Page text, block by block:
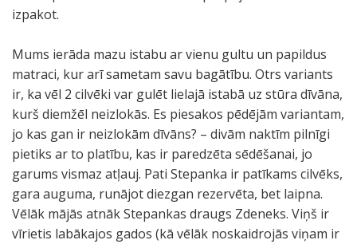
izpakot.
Mums ierāda mazu istabu ar vienu gultu un papildus
matraci, kur arī sametam savu bagātību. Otrs variants
ir, ka vēl 2 cilvēki var gulēt lielajā istabā uz stūra dīvāna,
kurš diemžēl neizlokās. Es piesakos pēdējām variantam,
jo kas gan ir neizlokām dīvāns? – divām naktīm pilnīgi
pietiks ar to platību, kas ir paredzēta sēdēšanai, jo
garums vismaz atļauj. Pati Stepanka ir patīkams cilvēks,
gara auguma, runājot diezgan rezervēta, bet laipna.
Vēlāk mājās atnāk Stepankas draugs Zdeneks. Viņš ir
vīrietis labākajos gados (kā vēlāk noskaidrojās viņam ir